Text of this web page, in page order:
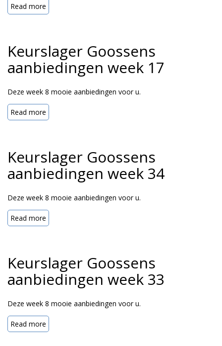
Read more
Keurslager Goossens
aanbiedingen week 17
Deze week 8 mooie aanbiedingen voor u.
Read more
Keurslager Goossens
aanbiedingen week 34
Deze week 8 mooie aanbiedingen voor u.
Read more
Keurslager Goossens
aanbiedingen week 33
Deze week 8 mooie aanbiedingen voor u.
Read more